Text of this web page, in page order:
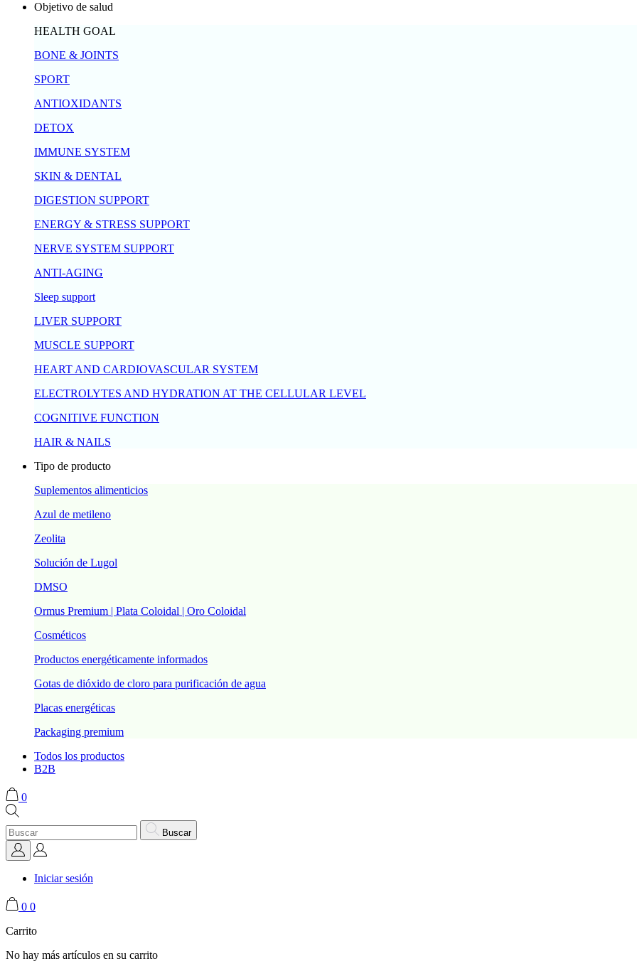
Objetivo de salud
HEALTH GOAL
BONE & JOINTS
SPORT
ANTIOXIDANTS
DETOX
IMMUNE SYSTEM
SKIN & DENTAL
DIGESTION SUPPORT
ENERGY & STRESS SUPPORT
NERVE SYSTEM SUPPORT
ANTI-AGING
Sleep support
LIVER SUPPORT
MUSCLE SUPPORT
HEART AND CARDIOVASCULAR SYSTEM
ELECTROLYTES AND HYDRATION AT THE CELLULAR LEVEL
COGNITIVE FUNCTION
HAIR & NAILS
Tipo de producto
Suplementos alimenticios
Azul de metileno
Zeolita
Solución de Lugol
DMSO
Ormus Premium | Plata Coloidal | Oro Coloidal
Cosméticos
Productos energéticamente informados
Gotas de dióxido de cloro para purificación de agua
Placas energéticas
Packaging premium
Todos los productos
B2B
0
Buscar
Iniciar sesión
0 0
Carrito
No hay más artículos en su carrito